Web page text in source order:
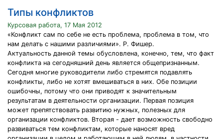
Типы конфликтов
Курсовая работа, 17 Мая 2012
«Конфликт сам по себе не есть проблема, проблема в том, что
нам делать с нашими различиями». Р. Фишер.
Актуальность данной темы обусловлена, конечно, тем, что факт
конфликта на сегодняшний день является общепризнанным.
Сегодня многие руководители либо стремятся подавлять
конфликты, либо не хотят вмешиваться в них. Обе позиции
ошибочны, потому что они приводят к значительным
результатам в деятельности организации. Первая позиция
может препятствовать развитию нужных, полезных для
организации конфликтов. Вторая - дает возможность свободно
развиваться тем конфликтам, которые наносят вред